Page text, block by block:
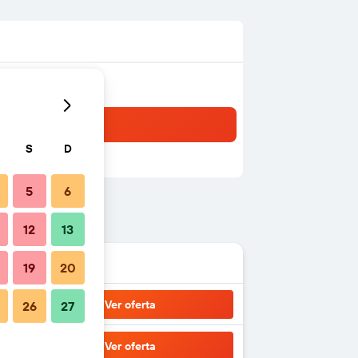
Ver oferta
Ver oferta
S D
5 6
12 13
19 20
26 27